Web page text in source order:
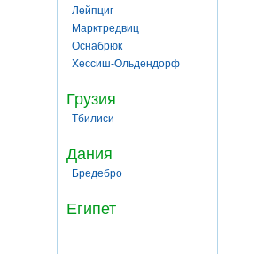
Лейпциг
Марктредвиц
Оснабрюк
Хессиш-Ольдендорф
Грузия
Тбилиси
Дания
Бредебро
Египет